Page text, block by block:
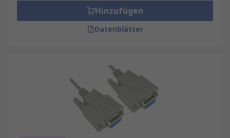
durch Ethernet, drahtlose undUSB-
Steckverbindertechnologienersetzt wurden,
HMIs, Eingangs- und Ausgangsmodule und sogar
Motorantriebe verwendet. Mithilfe von Adaptern
ist es weiterhin möglich, dass Geräte mit alten
und neuen Standards miteinander
Hinzufügen
Datenblätter